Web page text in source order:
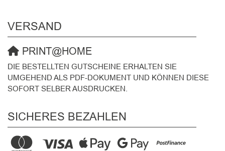
VERSAND
PRINT@HOME
DIE BESTELLTEN GUTSCHEINE ERHALTEN SIE
UMGEHEND ALS PDF-DOKUMENT UND KÖNNEN DIESE
SOFORT SELBER AUSDRUCKEN.
SICHERES BEZAHLEN